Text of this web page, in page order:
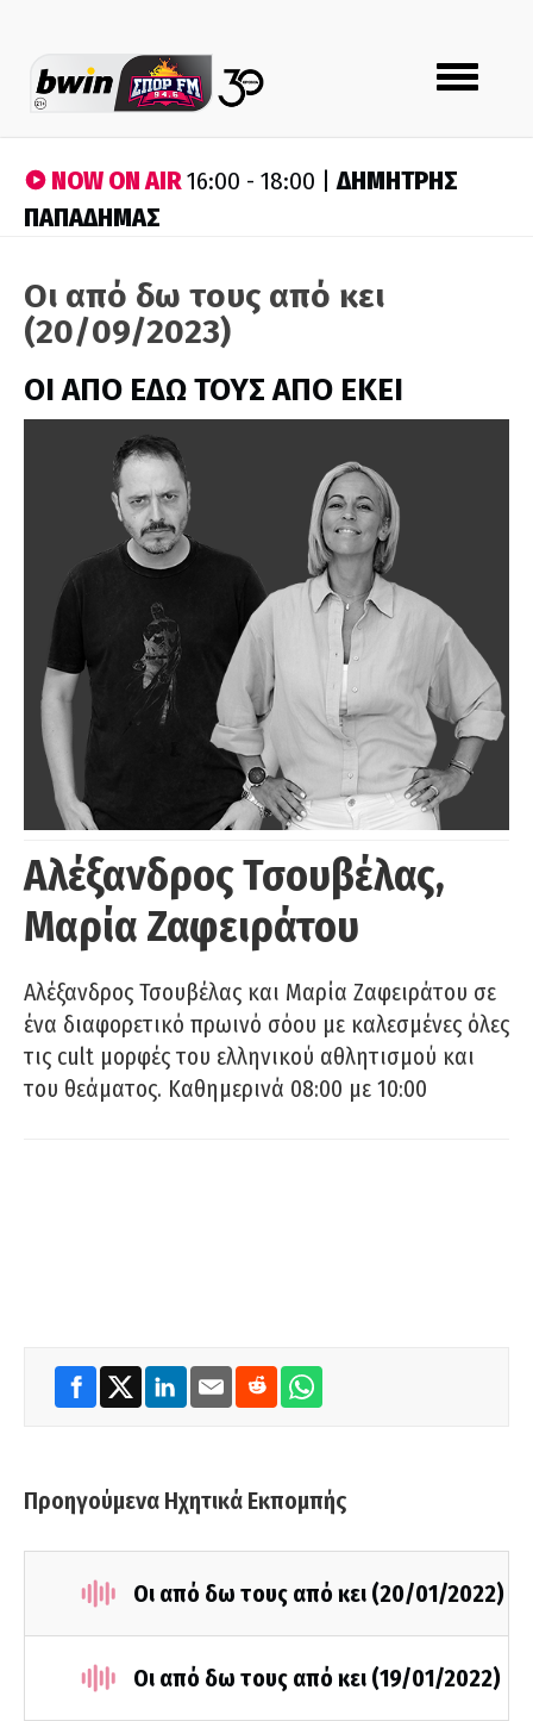
Toggle
navigation
NOW ON AIR16:00 - 18:00 |ΔΗΜΗΤΡΗΣ
ΠΑΠΑΔΗΜΑΣ
Οι από δω τους από κει
(20/09/2023)
ΟΙ ΑΠΟ ΕΔΩ ΤΟΥΣ ΑΠΟ ΕΚΕΙ
Αλέξανδρος Τσουβέλας,
Μαρία Ζαφειράτου
Αλέξανδρος Τσουβέλας και Μαρία Ζαφειράτου σε
ένα διαφορετικό πρωινό σόου με καλεσμένες όλες
τις cult μορφές του ελληνικού αθλητισμού και
του θεάματος. Καθημερινά 08:00 με 10:00
Προηγούμενα Ηχητικά Εκπομπής
Οι από δω τους από κει (20/01/2022)
Οι από δω τους από κει (19/01/2022)